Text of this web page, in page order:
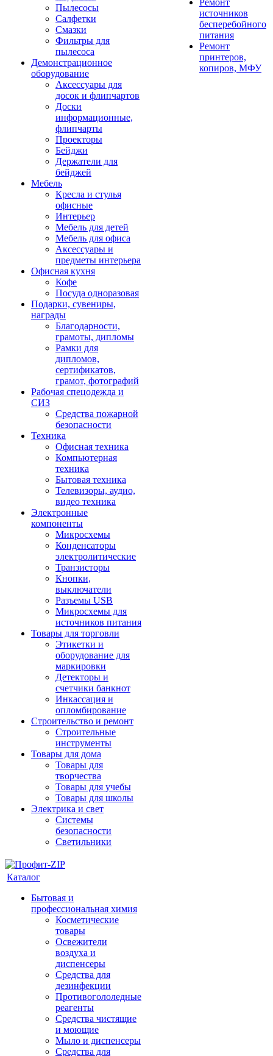
Пылесосы
Салфетки
Смазки
Фильтры для
пылесоса
Демонстрационное
оборудование
Аксессуары для
досок и флипчартов
Доски
информационные,
флипчарты
Проекторы
Бейджи
Держатели для
бейджей
Мебель
Кресла и стулья
офисные
Интерьер
Мебель для детей
Мебель для офиса
Аксессуары и
предметы интерьера
Офисная кухня
Кофе
Посуда одноразовая
Подарки, сувениры,
награды
Благодарности,
грамоты, дипломы
Рамки для
дипломов,
сертификатов,
грамот, фотографий
Рабочая спецодежда и
СИЗ
Средства пожарной
безопасности
Техника
Офисная техника
Компьютерная
техника
Бытовая техника
Телевизоры, аудио,
видео техника
Электронные
компоненты
Микросхемы
Конденсаторы
электролитические
Транзисторы
Кнопки,
выключатели
Разъемы USB
Микросхемы для
источников питания
Товары для торговли
Этикетки и
оборудование для
маркировки
Детекторы и
счетчики банкнот
Инкассация и
опломбирование
Строительство и ремонт
Строительные
инструменты
Товары для дома
Товары для
творчества
Товары для учебы
Товары для школы
Электрика и свет
Системы
безопасности
Светильники
Ремонт
источников
бесперебойного
питания
Ремонт
принтеров,
копиров, МФУ
Каталог
Бытовая и
профессиональная химия
Косметические
товары
Освежители
воздуха и
диспенсеры
Средства для
дезинфекции
Противогололедные
реагенты
Средства чистящие
и моющие
Мыло и диспенсеры
Средства для